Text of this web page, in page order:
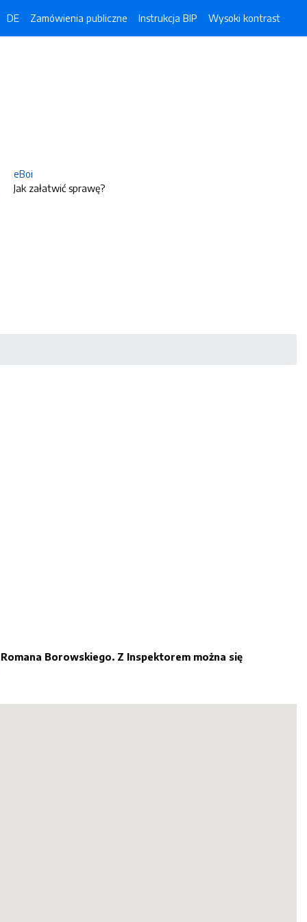
DE Zamówienia publiczne Instrukcja BIP Wysoki kontrast
eBoi
Jak załatwić sprawę?
Romana Borowskiego. Z Inspektorem można się